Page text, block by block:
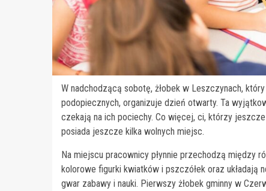
W nadchodzącą sobotę, żłobek w Leszczynach,
podopiecznych, organizuje dzień otwarty. Ta
czekają na ich pociechy. Co więcej, ci, którzy
posiada jeszcze kilka wolnych miejsc.
Na miejscu pracownicy płynnie przechodzą między
kolorowe figurki kwiatków i pszczółek oraz układają
gwar zabawy i nauki. Pierwszy żłobek gminny w